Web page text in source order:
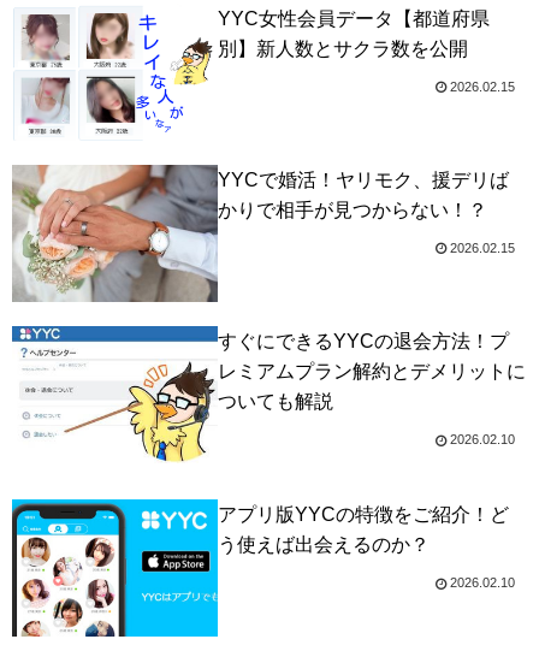
YYC女性会員データ【都道府県
別】新人数とサクラ数を公開
2026.02.15
YYCで婚活！ヤリモク、援デリば
かりで相手が見つからない！？
2026.02.15
すぐにできるYYCの退会方法！プ
レミアムプラン解約とデメリットに
ついても解説
2026.02.10
アプリ版YYCの特徴をご紹介！ど
う使えば出会えるのか？
2026.02.10